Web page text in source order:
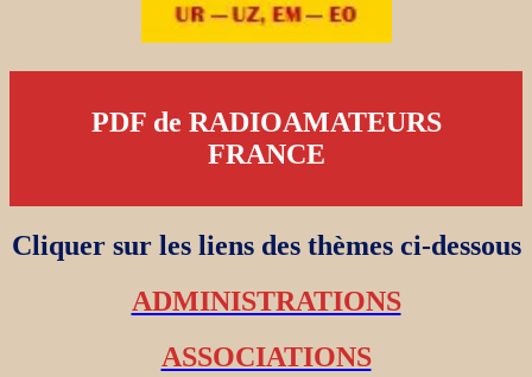
PDF de RADIOAMATEURS
FRANCE
Cliquer sur les liens des thèmes ci-dessous
ADMINISTRATIONS
ASSOCIATIONS